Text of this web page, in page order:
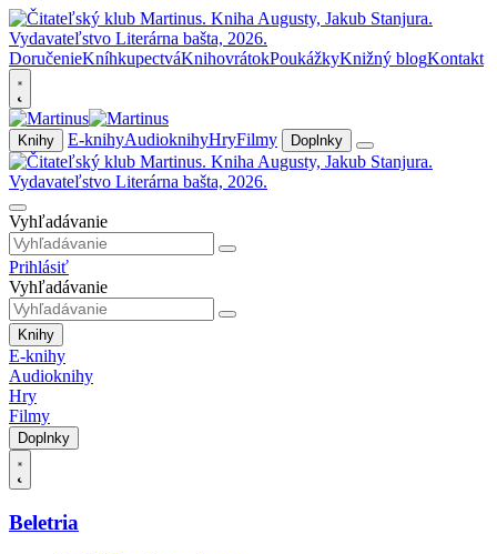
DoručenieKníhkupectváKnihovrátokPoukážkyKnižný blogKontakt
Knihy E-knihyAudioknihyHryFilmy Doplnky
Vyhľadávanie
Prihlásiť
Vyhľadávanie
Knihy
E-knihy
Audioknihy
Hry
Filmy
Doplnky
Beletria